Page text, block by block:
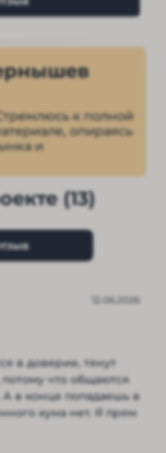
к полной
опираясь
и
(13)
12.06.2026
в доверие, тянут
что общаются
А в конце попадаешь в
кума нет. Я прям